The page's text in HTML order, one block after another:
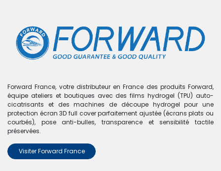
Boutique 0 articles trouvés.
Nous n'avons trouvé aucun
produit !
Aucun produit défini dans la catégoriePs4.
Forward France, votre distributeur en France des produits Forward,
équipe ateliers et boutiques avec des films hydrogel (TPU) auto-
cicatrisants et des machines de découpe hydrogel pour une
protection écran 3D full cover parfaitement ajustée (écrans plats ou
courbés), pose anti-bulles, transparence et sensibilité tactile
préservées.
Visiter Forward France